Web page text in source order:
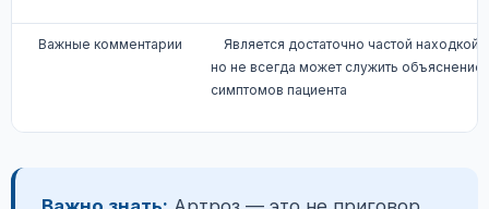
Важные комментарии
Является достаточно частой находкой,
но не всегда может служить
симптомов пациента